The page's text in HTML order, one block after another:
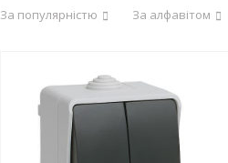
За популярністю За алфавітом